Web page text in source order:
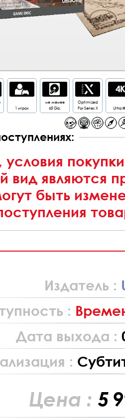
1 игрок
не менее
65 Gb.
Optimized
For Series X
Ultra
условия
вид являются
быть
Издатель :
:
Дата выхода :
:
Цена : 5